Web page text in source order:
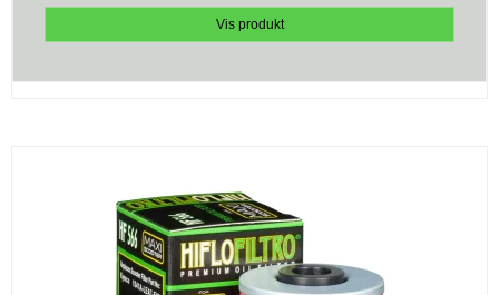
Vis produkt